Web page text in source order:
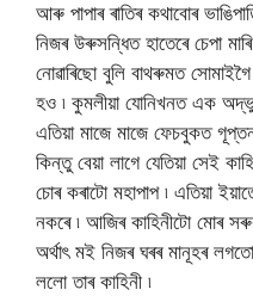
আৰু পাপাৰ ৰাতিৰ কথাবোৰ
নিজৰ উৰুসন্ধিত হাতেৰে চেপা
নোৱাৰিছো বুলি বাথৰুমত
হও ৷ কুমলীয়া যোনিখনত এক
এতিয়া মাজে মাজে ফেচবুকত
কিন্তু বেয়া লাগে যেতিয়া সেই
চোৰ কৰাটো মহাপাপ ৷ এতিয়া
নকৰে ৷ আজিৰ কাহিনীটো মোৰ
অর্থাৎ মই নিজৰ ঘৰৰ মানূহৰ
ললো তাৰ কাহিনী ৷